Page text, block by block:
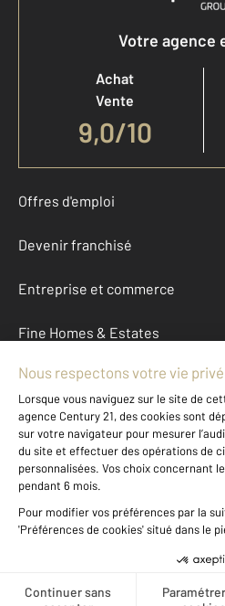
Votre agence
Achat
Vente
9,0/10
Offres d'emploi
Devenir franchisé
Entreprise et commerce
Fine Homes & Estates
À propos
International
Nous contacter
Données
Gestionnaire